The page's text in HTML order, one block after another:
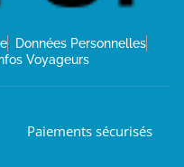
Données Personnelles
Voyageurs
Paiements sécurisés